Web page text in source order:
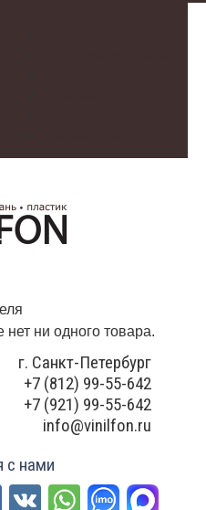
ни одного товара.
г. Санкт-Петербург
+7 (812) 99-55-642
+7 (921) 99-55-642
info@vinilfon.ru
с нами